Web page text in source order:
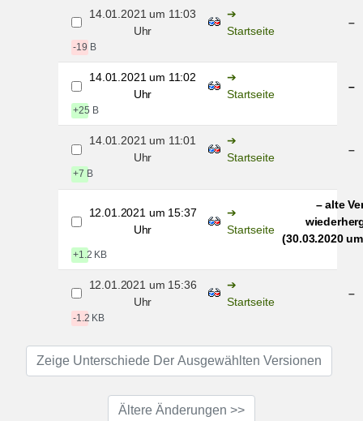
14.01.2021 um 11:03
Uhr
Startseite
–
-19 B
14.01.2021 um 11:02
Uhr
Startseite
–
+25 B
14.01.2021 um 11:01
Uhr
Startseite
–
+7 B
12.01.2021 um 15:37
Uhr
Startseite
– alte
(30.03.2020
+1.2 KB
12.01.2021 um 15:36
Uhr
Startseite
–
-1.2 KB
Zeige Unterschiede Der Ausgewählten Versionen
Ältere Änderungen >>